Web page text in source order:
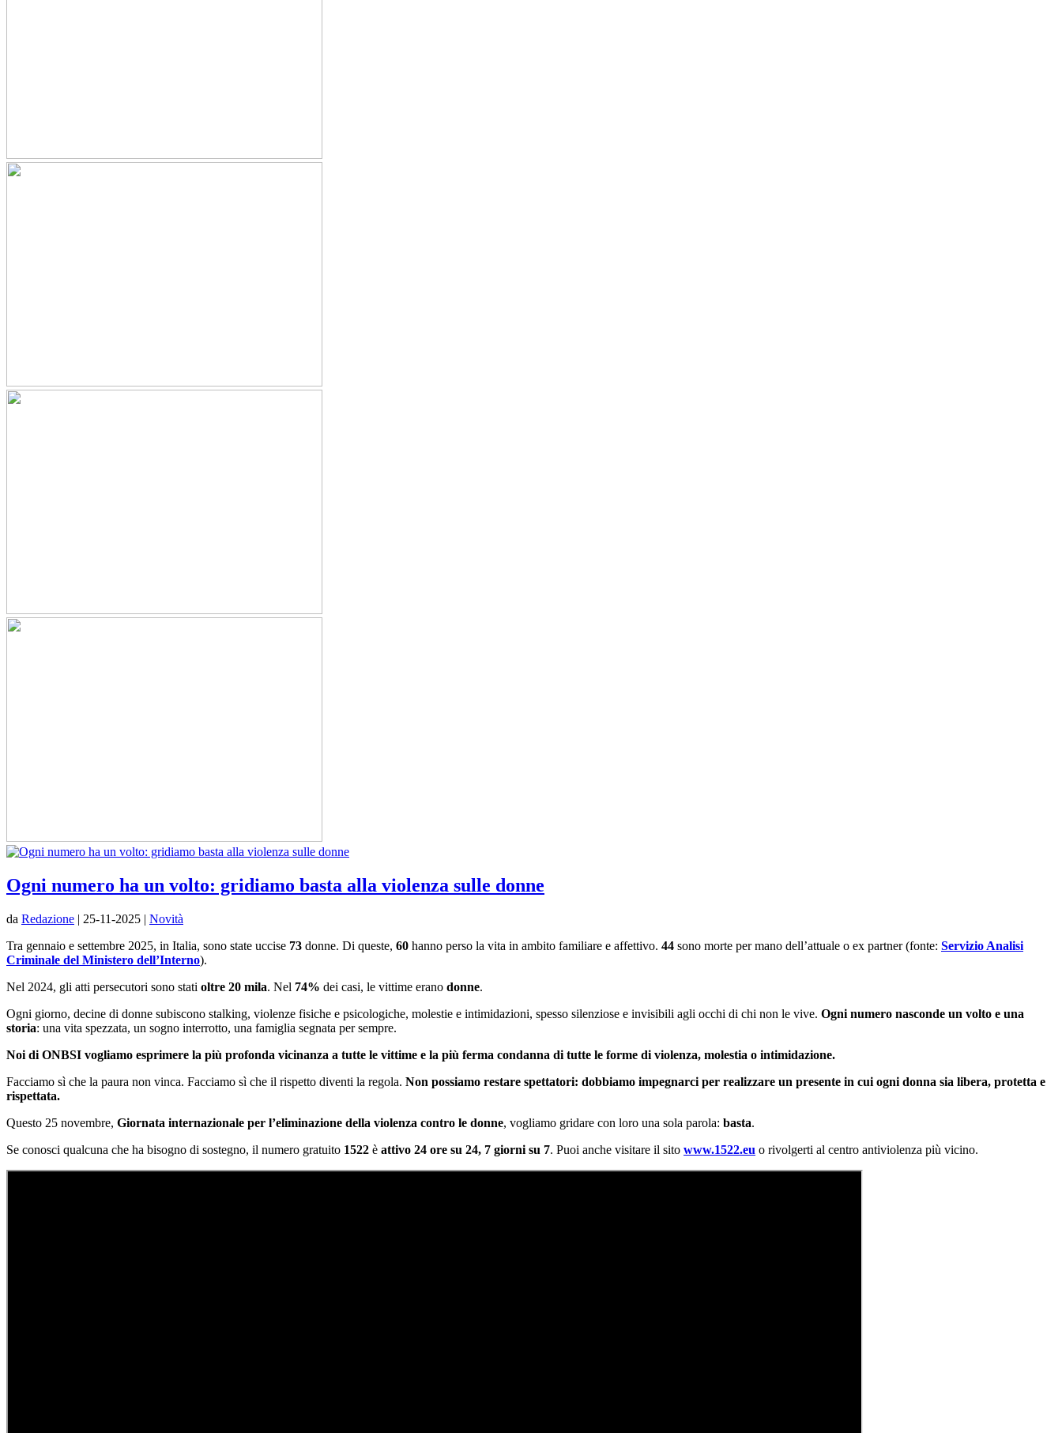
Ogni numero ha un volto: gridiamo basta alla violenza sulle donne
da Redazione | 25-11-2025 | Novità
Tra gennaio e settembre 2025, in Italia, sono state uccise 73 donne. Di queste, 60 hanno perso la vita in ambito familiare e affettivo. 44 sono morte per mano dell’attuale o ex partner (fonte: Servizio Analisi
Criminale del Ministero dell’Interno).
Nel 2024, gli atti persecutori sono stati oltre 20 mila. Nel 74% dei casi, le vittime erano donne.
Ogni giorno, decine di donne subiscono stalking, violenze fisiche e psicologiche, molestie e intimidazioni, spesso silenziose e invisibili agli occhi di chi non le vive. Ogni numero nasconde un volto e una
storia: una vita spezzata, un sogno interrotto, una famiglia segnata per sempre.
Noi di ONBSI vogliamo esprimere la più profonda vicinanza a tutte le vittime e la più ferma condanna di tutte le forme di violenza, molestia o intimidazione.
Facciamo sì che la paura non vinca. Facciamo sì che il rispetto diventi la regola. Non possiamo restare spettatori: dobbiamo impegnarci per realizzare un presente in cui ogni donna sia libera, protetta e
rispettata.
Questo 25 novembre, Giornata internazionale per l’eliminazione della violenza contro le donne, vogliamo gridare con loro una sola parola: basta.
Se conosci qualcuna che ha bisogno di sostegno, il numero gratuito 1522 è attivo 24 ore su 24, 7 giorni su 7. Puoi anche visitare il sito www.1522.eu o rivolgerti al centro antiviolenza più vicino.